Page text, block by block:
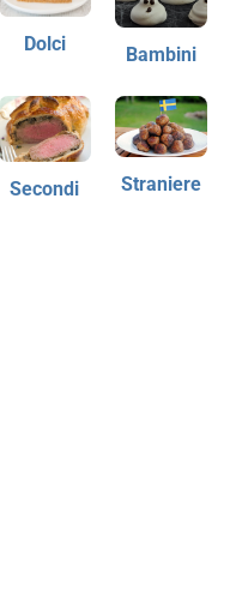
Dolci Bambini
Secondi Straniere